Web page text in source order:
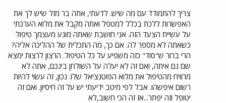
צריך להתמודד עם מה שיש. לדעתי, אתה בר מזל שיש לך את
האפשרות ללכת בכלל למטפל ואתה מקבל את מלוא הערכתי
על עשיית הצעד הזה. אני חושבת שאתה מונע מעצמך טיפול
כשאתה לא מספר לה. אם כך, מה התכלית של ההליכה אליה?
הרי ברור ש"סוד" כזה משפיע על כל הטיפול. הרצון לרצות ימצא
שם גם איתה, ואם זה לא יעלה על השולחן בינכם, אתה לא
מרוויח מהטיפול את מלוא הפוטנציאל שלו. נכון, זה עשוי להיות
רשום איפשהו. אבל לפי מיטב ידיעתי יש על זה חיסיון. ואם זה
יטופל וזה יפתר...אז זה הכי חשוב,לא